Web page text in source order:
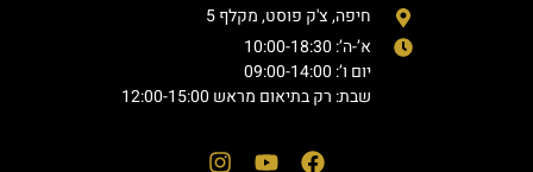
חיפה, צ'ק פוסט, מקלף 5
א’-ה’: 10:00-18:30
יום ו’: 09:00-14:00
שבת: רק בתיאום מראש 12:00-15:00